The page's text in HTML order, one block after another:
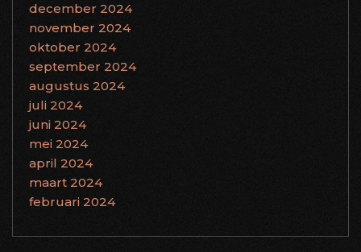
december 2024
november 2024
oktober 2024
september 2024
augustus 2024
juli 2024
juni 2024
mei 2024
april 2024
maart 2024
februari 2024